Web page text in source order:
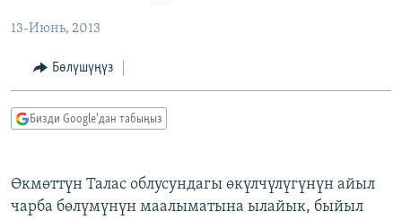
ЭКОНОМИКА
МАДАНИЯТ
БОРБОР АЗИЯ
АТАЙЫН ИЛИКТӨӨ
ТВ ПРОГРАММАЛАР
ЭКСПЕРТТЕР ТАЛДАЙТ
ДАНИСТЕ
ӨЗГӨЧӨ ПИКИР
Русский
13-Июнь, 2013
Бөлүшүңүз
Бизди Google'дан табыңыз
Өкмөттүн Талас облусундагы өкүлчүлүгүнүн айыл
чарба бөлүмүнүн маалыматына ылайык, быйыл